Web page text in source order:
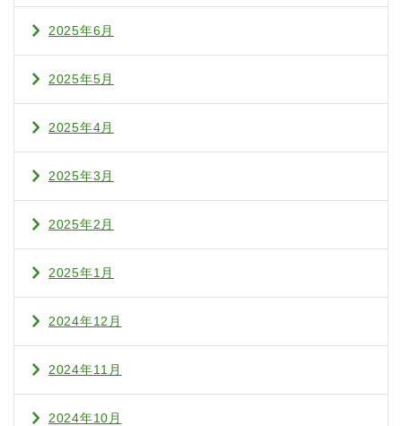
2025年6月
2025年5月
2025年4月
2025年3月
2025年2月
2025年1月
2024年12月
2024年11月
2024年10月